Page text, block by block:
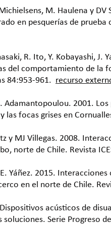
Michielsens, M. Haulena y
en pesquerías de
R. Ito, Y. Kobayashi,
del comportamiento de la
84:953-961. recurso
Adamantopoulou. 2001.
las focas grises en
y MJ Villegas. 2008.
norte de Chile. Revista
E. Yáñez. 2015.
en el norte de Chile.
acústicos de
soluciones. Serie Progreso